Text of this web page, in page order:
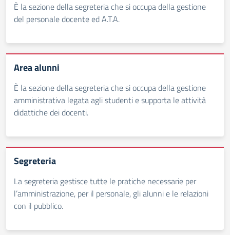
È la sezione della segreteria che si occupa della gestione
del personale docente ed A.T.A.
Area alunni
È la sezione della segreteria che si occupa della gestione
amministrativa legata agli studenti e supporta le attività
didattiche dei docenti.
Segreteria
La segreteria gestisce tutte le pratiche necessarie per
l’amministrazione, per il personale, gli alunni e le relazioni
con il pubblico.